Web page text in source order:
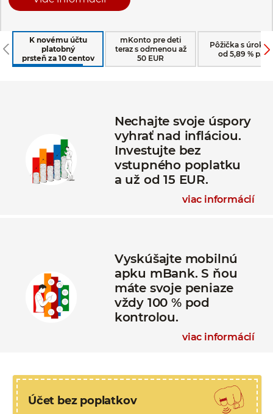
K novému účtu
platobný
prsteň za 10 centov
mKonto pre deti
teraz s odmenou až
50 EUR
Pôžička s
od 5,89 % p.a.
Nechajte svoje úspory
vyhrať nad infláciou.
Investujte bez
vstupného poplatku
a už od 15 EUR.
viac informácií
Vyskúšajte mobilnú
apku mBank. S ňou
máte svoje peniaze
vždy 100 % pod
kontrolou.
viac informácií
Účet bez poplatkov